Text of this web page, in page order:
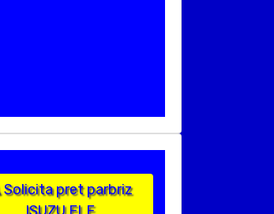
Solicita pret parbriz